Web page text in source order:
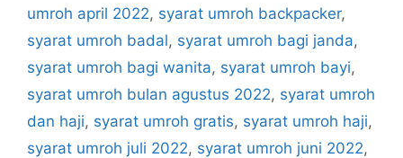
umroh april 2022, syarat umroh backpacker,
syarat umroh badal, syarat umroh bagi janda,
syarat umroh bagi wanita, syarat umroh bayi,
syarat umroh bulan agustus 2022, syarat umroh
dan haji, syarat umroh gratis, syarat umroh haji,
syarat umroh juli 2022, syarat umroh juni 2022,